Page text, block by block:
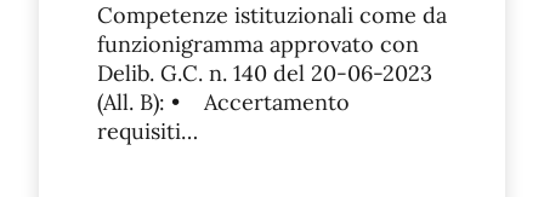
Competenze istituzionali come da
funzionigramma approvato con
Delib. G.C. n. 140 del 20-06-2023
(All. B): • Accertamento
requisiti…